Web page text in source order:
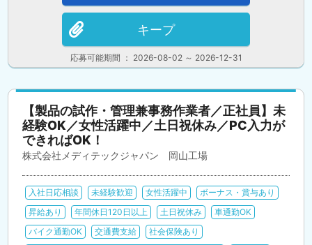
応募可能期間 ： 2026-08-02 ～ 2026-12-31
キープ
【製品の試作・管理兼事務作業者／正社員】未
経験OK／女性活躍中／土日祝休み／PC入力が
できればOK！
株式会社メディテックジャパン 岡山工場
入社日応相談 未経験歓迎 女性活躍中
ボーナス・賞与あり
昇給あり
年間休日120日以上 土日祝休み
車通勤OK
バイク通勤OK
交通費支給
社会保険あり